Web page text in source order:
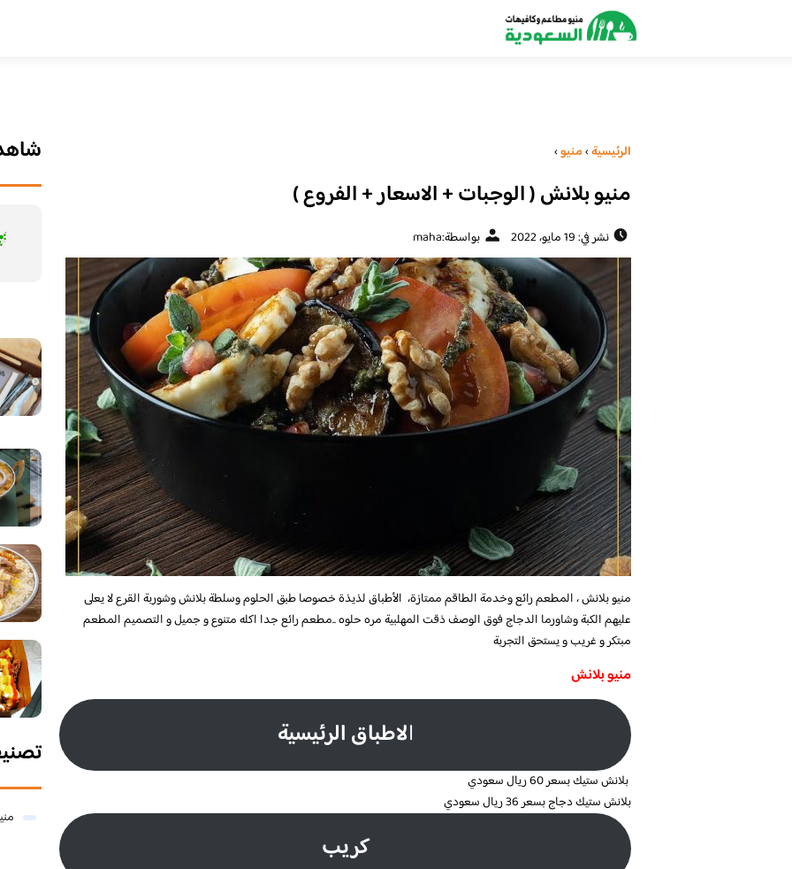
الرئيسية›منيو›
منيو بلانش ( الوجبات + الاسعار + الفروع )
نشر في: 19 مايو، 2022 بواسطة:maha
منيو بلانش ، المطعم رائع وخدمة الطاقم ممتازة، الأطباق لذيذة خصوصا طبق الحلوم وسلطة بلانش وشوربة القرع لا يعلى
عليهم الكبة وشاورما الدجاج فوق الوصف ذقت المهلبية مره حلوه ..مطعم رائع جدا اكله متنوع و جميل و التصميم المطعم
مبتكر و غريب و يستحق التجربة
منيو بلانش
الاطباق الرئيسية
بلانش ستيك بسعر 60 ريال سعودي
بلانش ستيك دجاج بسعر 36 ريال سعودي
كريب